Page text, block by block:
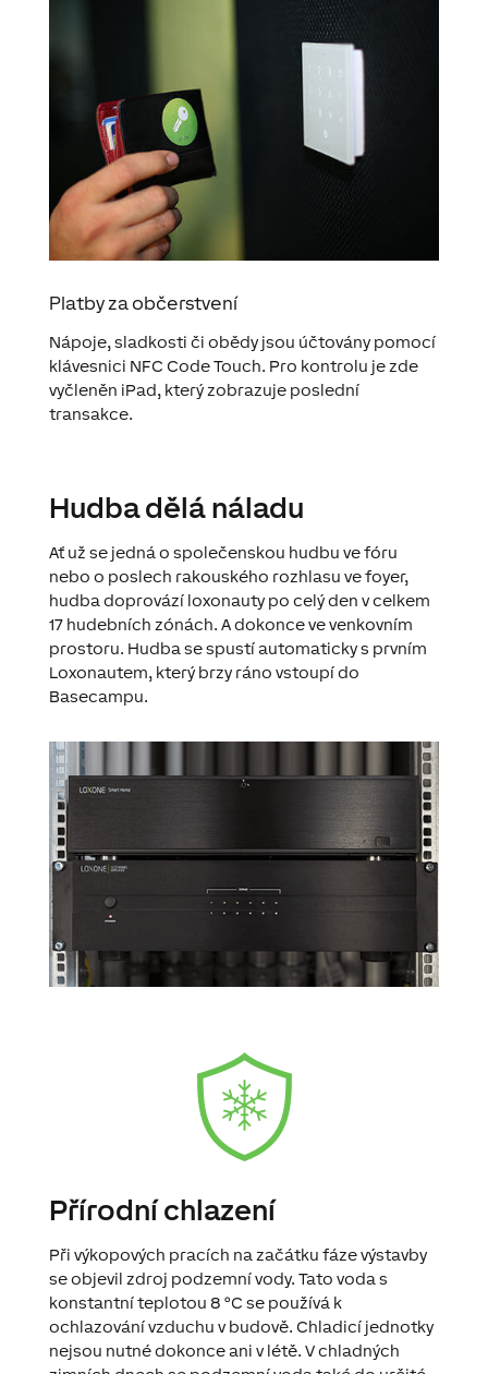
Platby za občerstvení
Nápoje, sladkosti či obědy jsou účtovány pomocí
klávesnici NFC Code Touch. Pro kontrolu je zde
vyčleněn iPad, který zobrazuje poslední
transakce.
Hudba dělá náladu
Ať už se jedná o společenskou hudbu ve fóru
nebo o poslech rakouského rozhlasu ve foyer,
hudba doprovází loxonauty po celý den v celkem
17 hudebních zónách. A dokonce ve venkovním
prostoru. Hudba se spustí automaticky s prvním
Loxonautem, který brzy ráno vstoupí do
Basecampu.
Přírodní chlazení
Při výkopových pracích na začátku fáze výstavby
se objevil zdroj podzemní vody. Tato voda s
konstantní teplotou 8 °C se používá k
ochlazování vzduchu v budově. Chladicí jednotky
nejsou nutné dokonce ani v létě. V chladných